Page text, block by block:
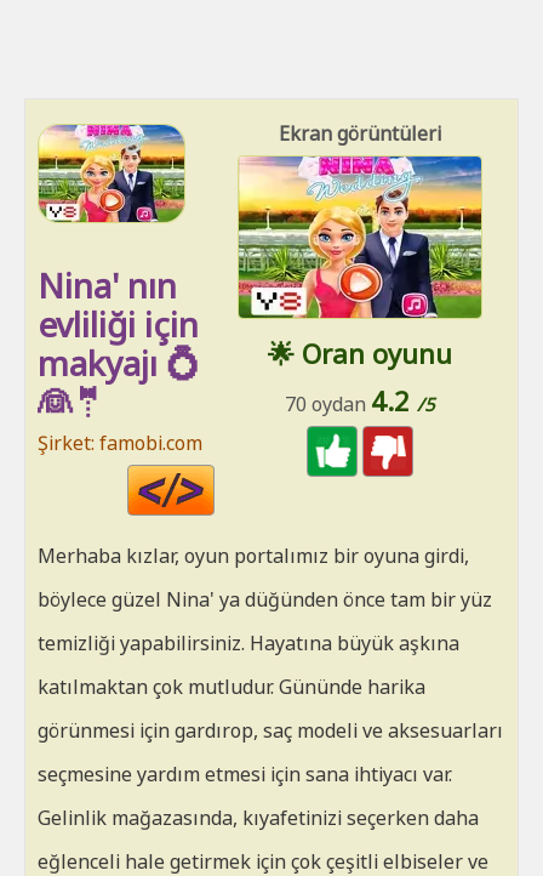
Ekran görüntüleri
🌟 Oran oyunu
70 oydan 4.2 /5
Nina' nın
evliliği için
makyajı 💍
👰🤵
Şirket: famobi.com
HTML
Merhaba kızlar, oyun portalımız bir oyuna girdi,
böylece güzel Nina' ya düğünden önce tam bir yüz
temizliği yapabilirsiniz. Hayatına büyük aşkına
katılmaktan çok mutludur. Gününde harika
görünmesi için gardırop, saç modeli ve aksesuarları
seçmesine yardım etmesi için sana ihtiyacı var.
Gelinlik mağazasında, kıyafetinizi seçerken daha
eğlenceli hale getirmek için çok çeşitli elbiseler ve